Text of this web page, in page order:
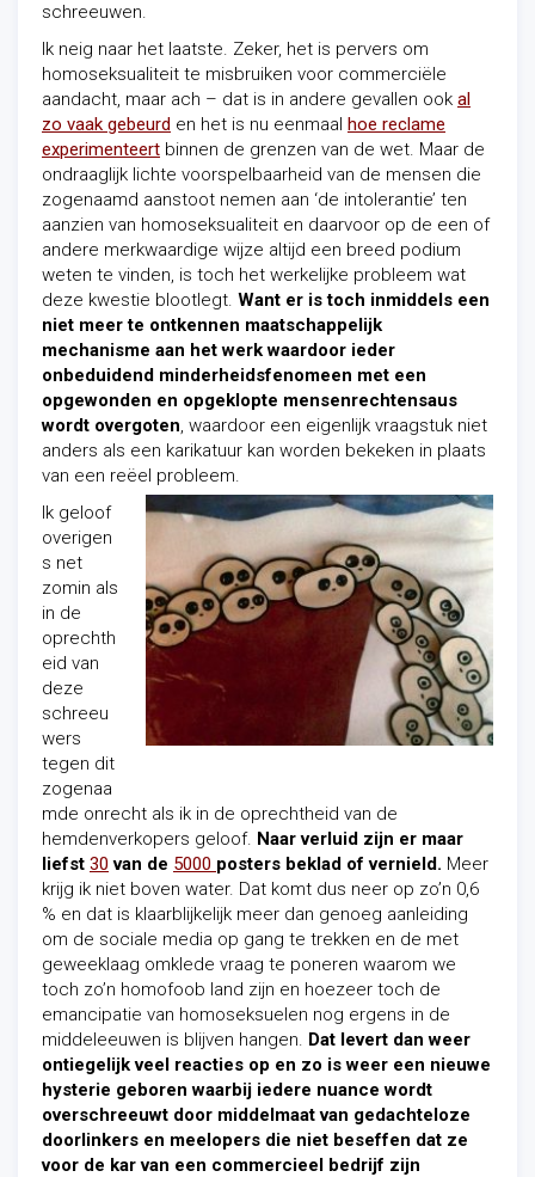
schreeuwen.
Ik neig naar het laatste. Zeker, het is pervers om
homoseksualiteit te misbruiken voor commerciële
aandacht, maar ach – dat is in andere gevallen ook al
zo vaak gebeurd en het is nu eenmaal hoe reclame
experimenteert binnen de grenzen van de wet. Maar de
ondraaglijk lichte voorspelbaarheid van de mensen die
zogenaamd aanstoot nemen aan ‘de intolerantie’ ten
aanzien van homoseksualiteit en daarvoor op de een of
andere merkwaardige wijze altijd een breed podium
weten te vinden, is toch het werkelijke probleem wat
deze kwestie blootlegt. Want er is toch inmiddels een
niet meer te ontkennen maatschappelijk
mechanisme aan het werk waardoor ieder
onbeduidend minderheidsfenomeen met een
opgewonden en opgeklopte mensenrechtensaus
wordt overgoten, waardoor een eigenlijk vraagstuk niet
anders als een karikatuur kan worden bekeken in plaats
van een reëel probleem.
Ik geloof
overigen
s net
zomin als
in de
oprechth
eid van
deze
schreeu
wers
tegen dit
zogenaa
mde onrecht als ik in de oprechtheid van de
hemdenverkopers geloof. Naar verluid zijn er maar
liefst 30 van de 5000 posters beklad of vernield. Meer
krijg ik niet boven water. Dat komt dus neer op zo’n 0,6
% en dat is klaarblijkelijk meer dan genoeg aanleiding
om de sociale media op gang te trekken en de met
geweeklaag omklede vraag te poneren waarom we
toch zo’n homofoob land zijn en hoezeer toch de
emancipatie van homoseksuelen nog ergens in de
middeleeuwen is blijven hangen. Dat levert dan weer
ontiegelijk veel reacties op en zo is weer een nieuwe
hysterie geboren waarbij iedere nuance wordt
overschreeuwt door middelmaat van gedachteloze
doorlinkers en meelopers die niet beseffen dat ze
voor de kar van een commercieel bedrijf zijn